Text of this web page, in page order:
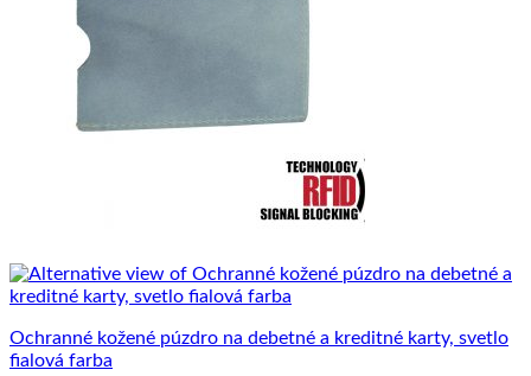
Ochranné kožené púzdro na debetné a kreditné karty, svetlo
fialová farba